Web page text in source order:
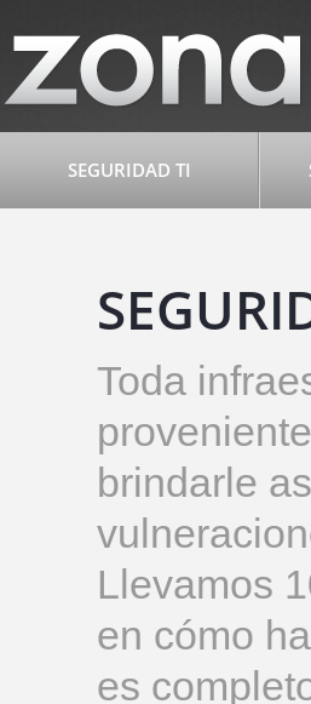
SEGURIDAD TI
Toda
brindarle
Llevamos
en cómo
es